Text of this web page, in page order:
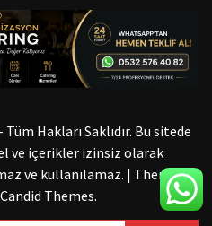
Hakları Saklıdır. Bu sitede
ve içerikler izinsiz olarak
ve kullanılamaz. | Theme:
Candid Themes.